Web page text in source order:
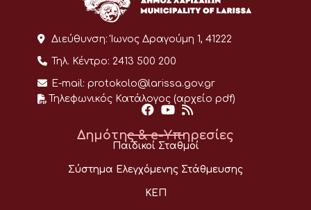
Διεύθυνση: Ίωνος Δραγούμη 1, 41222
Τηλ. Κέντρο: 2413 500 200
E-mail: protokolo@larissa.gov.gr
Τηλεφωνικός Κατάλογος (αρχείο pdf)
Δημότης & e-Υπηρεσίες
Παιδικοί Σταθμοί
Σύστημα Ελεγχόμενης Στάθμευσης
ΚΕΠ